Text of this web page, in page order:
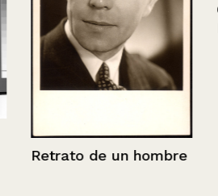
Retrato de un hombre